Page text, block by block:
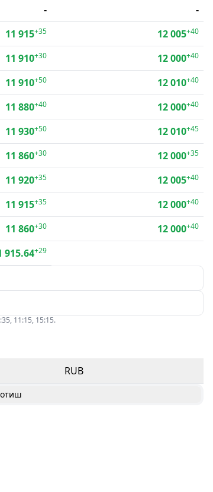
-
-
11 915+35 12 005+40
11 910+30 12 000+40
11 910+50 12 010+40
11 880+40 12 000+40
11 930+50 12 010+45
11 860+30 12 000+35
11 920+35 12 005+40
11 915+35 12 000+40
11 860+30 12 000+40
915.64+29
11:15, 15:15.
RUB